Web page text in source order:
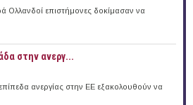
Ολλανδοί επιστήμονες δοκίμασαν να
στην ανεργ...
ανεργίας στην ΕΕ εξακολουθούν να